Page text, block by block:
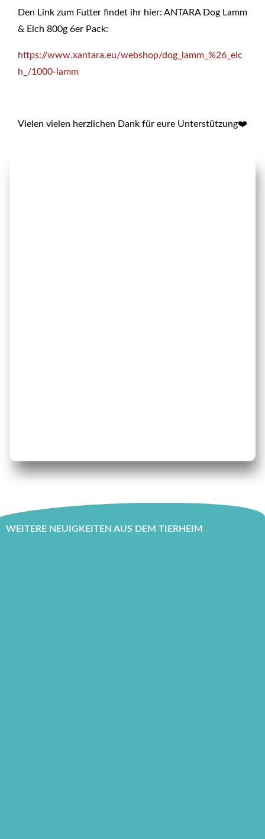
Den Link zum Futter findet ihr hier: ANTARA Dog Lamm
& Elch 800g 6er Pack:
https://www.xantara.eu/webshop/dog_lamm_%26_elc
h_/1000-lamm
Vielen vielen herzlichen Dank für eure Unterstützung❤️
WEITERE NEUIGKEITEN AUS DEM TIERHEIM